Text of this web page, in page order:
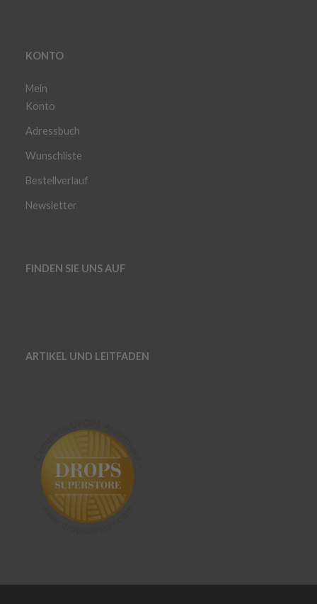
KONTO
Mein
Konto
Adressbuch
Wunschliste
Bestellverlauf
Newsletter
FINDEN SIE UNS AUF
ARTIKEL UND LEITFADEN